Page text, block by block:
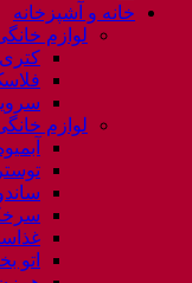
خانه و آشپزخانه
لوازم
لوازم
اتو